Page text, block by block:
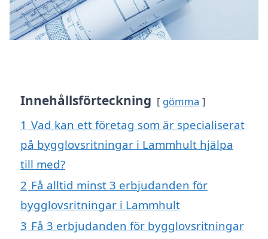
Innehållsförteckning gömma
1 Vad kan ett företag som är specialiserat
på bygglovsritningar i Lammhult hjälpa
till med?
2 Få alltid minst 3 erbjudanden för
bygglovsritningar i Lammhult
3 Få 3 erbjudanden för bygglovsritningar